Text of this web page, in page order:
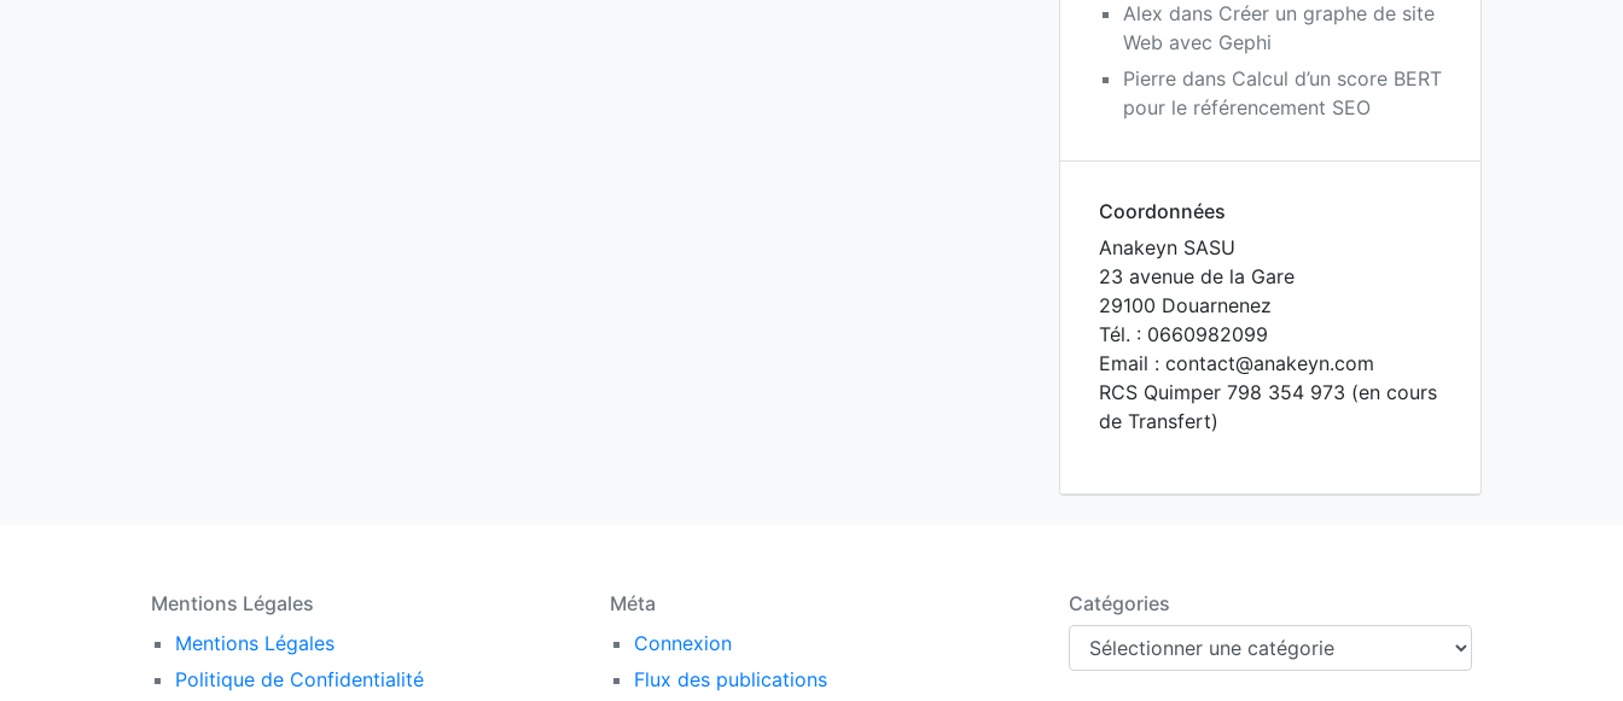
Alex dans Créer un graphe de site
Web avec Gephi
Pierre dans Calcul d’un score BERT
pour le référencement SEO
Coordonnées
Anakeyn SASU
23 avenue de la Gare
29100 Douarnenez
Tél. : 0660982099
Email : contact@anakeyn.com
RCS Quimper 798 354 973 (en cours
de Transfert)
Mentions Légales
Mentions Légales
Politique de Confidentialité
Méta
Connexion
Flux des publications
Catégories
Catégories